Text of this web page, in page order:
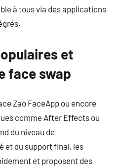
à tous via des applications
et
face swap
Zao FaceApp ou encore
comme After Effects ou
du niveau de
et du support final, les
et proposent des